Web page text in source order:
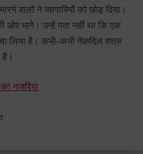
वालों ने व्यापारियों को छोड़ दिया।
भागे। उन्हें पता नहीं था कि एक
लिया है। कभी-कभी नेकदिल शत्रु
नजरिया